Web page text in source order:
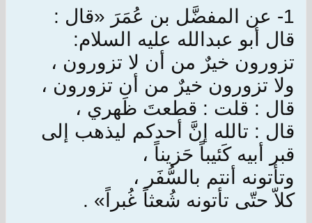
1- عن المفضَّل بن عُمَرَ «قال :
قال أبو عبدالله عليه السلام:
تزورون خيرٌ من أن لا تزورون ،
ولا تزورون خيرٌ من أن تزورون ،
قال : قلت : قطعتَ ظَهري ،
قال : تالله إنَّ أحدكم ليذهب إلى
قبر أبيه كَئيباً حَزيناً ،
وتأتونه أنتم بالسُّفَر ،
كلاّ حتّى تأتونه شُعثاً غُبراً» .